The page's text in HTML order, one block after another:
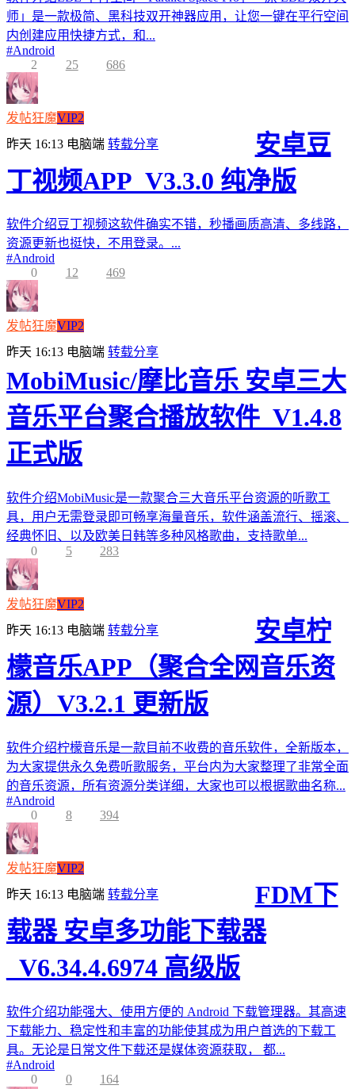
师」是一款极简、黑科技双开神器应用，让您一键在平行空间
内创建应用快捷方式，和...
#Android
2
25 686
发帖狂魔VIP2
昨天 16:13 电脑端 转载分享
安卓豆
丁视频APP_V3.3.0 纯净版
软件介绍豆丁视频这软件确实不错，秒播画质高清、多线路，
资源更新也挺快，不用登录。...
#Android
0
12 469
发帖狂魔VIP2
昨天 16:13 电脑端 转载分享
MobiMusic/摩比音乐 安卓三大
音乐平台聚合播放软件_V1.4.8
正式版
软件介绍MobiMusic是一款聚合三大音乐平台资源的听歌工
具，用户无需登录即可畅享海量音乐，软件涵盖流行、摇滚、
经典怀旧、以及欧美日韩等多种风格歌曲，支持歌单...
0
5 283
发帖狂魔VIP2
昨天 16:13 电脑端 转载分享
安卓柠
檬音乐APP（聚合全网音乐资
源）V3.2.1 更新版
软件介绍柠檬音乐是一款目前不收费的音乐软件，全新版本，
为大家提供永久免费听歌服务，平台内为大家整理了非常全面
的音乐资源，所有资源分类详细，大家也可以根据歌曲名称...
#Android
0
8 394
发帖狂魔VIP2
昨天 16:13 电脑端 转载分享
FDM下
载器 安卓多功能下载器
_V6.34.4.6974 高级版
软件介绍功能强大、使用方便的 Android 下载管理器。其高速
下载能力、稳定性和丰富的功能使其成为用户首选的下载工
具。无论是日常文件下载还是媒体资源获取， 都...
#Android
0
0 164